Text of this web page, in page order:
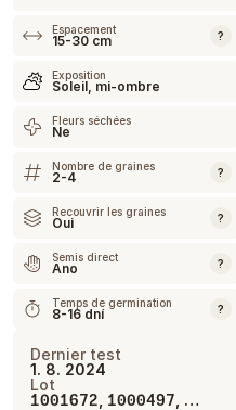
Espacement
15-30 cm ?
Exposition
Soleil, mi-ombre
Fleurs séchées
Ne
Nombre de graines
2-4 ?
Recouvrir les graines
Oui ?
Semis direct
Ano ?
Temps de germination
8-16 dní ?
Dernier test
1. 8. 2024
Lot
1001672 1000497 , …